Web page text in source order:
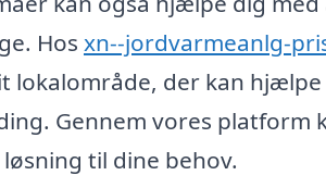
Hos xn--jordvarmeanlg-
lokalområde, der kan hjælpe
Gennem vores platform
til dine behov.